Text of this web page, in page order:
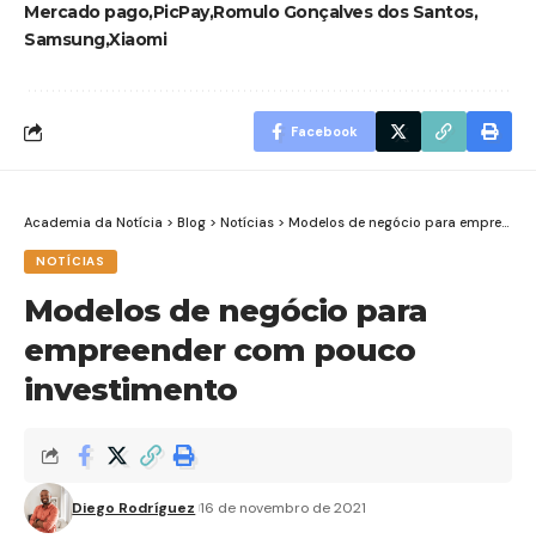
Mercado pagoPicPayRomulo Gonçalves dos Santos
SamsungXiaomi
Facebook
Academia da Notícia > Blog > Notícias > Modelos de negócio para empreender com pouco investimento
NOTÍCIAS
Modelos de negócio para
empreender com pouco
investimento
Diego Rodríguez 16 de novembro de 2021